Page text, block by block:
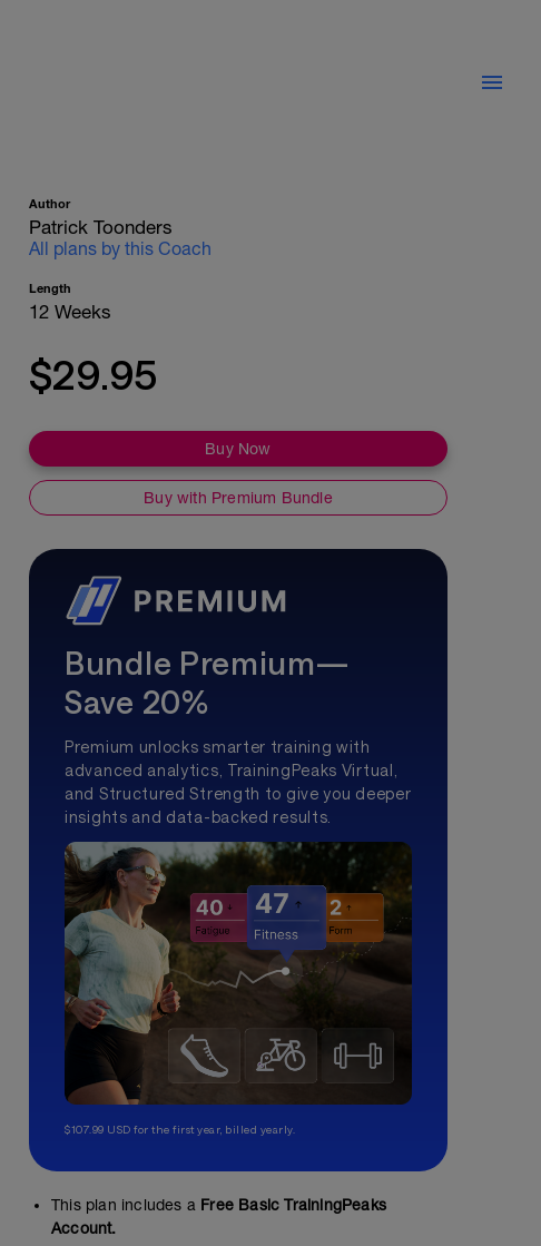
Author
Patrick Toonders
All plans by this Coach
Length
12 Weeks
$29.95
Buy Now
Buy with Premium Bundle
Bundle Premium—
Save 20%
Premium unlocks smarter training with
advanced analytics, TrainingPeaks Virtual,
and Structured Strength to give you deeper
insights and data-backed results.
$107.99 USD for the first year, billed yearly.
This plan includes a Free Basic TrainingPeaks
Account.